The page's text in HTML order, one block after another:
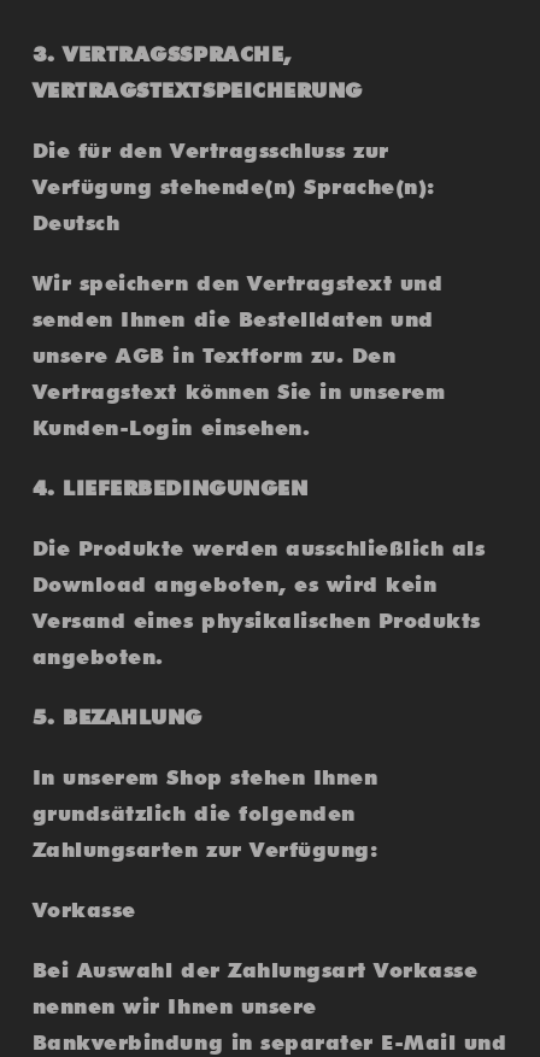
3. VERTRAGSSPRACHE,
VERTRAGSTEXTSPEICHERUNG
Die für den Vertragsschluss zur
Verfügung stehende(n) Sprache(n):
Deutsch
Wir speichern den Vertragstext und
senden Ihnen die Bestelldaten und
unsere AGB in Textform zu. Den
Vertragstext können Sie in unserem
Kunden-Login einsehen.
4. LIEFERBEDINGUNGEN
Die Produkte werden ausschließlich als
Download angeboten, es wird kein
Versand eines physikalischen Produkts
angeboten.
5. BEZAHLUNG
In unserem Shop stehen Ihnen
grundsätzlich die folgenden
Zahlungsarten zur Verfügung:
Vorkasse
Bei Auswahl der Zahlungsart Vorkasse
nennen wir Ihnen unsere
Bankverbindung in separater E-Mail und